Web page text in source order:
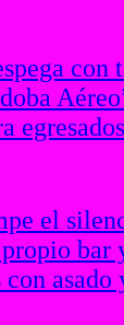
con
egresados
el
bar
asado